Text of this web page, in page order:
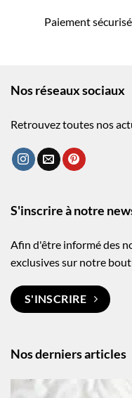
Paiement
Nos réseaux sociaux
Retrouvez toutes nos
Nos derniers articles
S'inscrire à notre
Afin d'être informé des
exclusives sur notre
S'INSCRIRE